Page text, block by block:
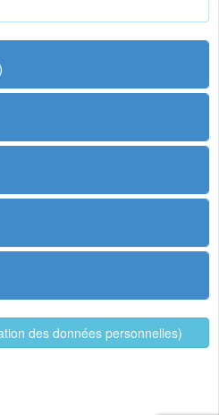
des données personnelles)